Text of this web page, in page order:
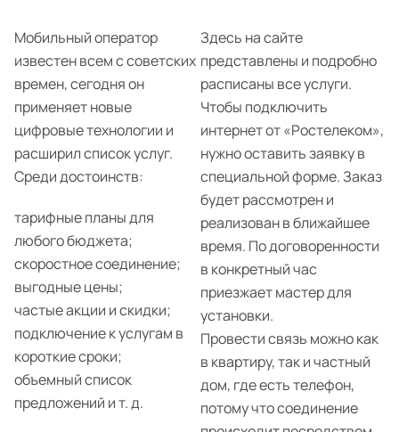
Мобильный оператор
известен всем с советских
времен, сегодня он
применяет новые
цифровые технологии и
расширил список услуг.
Среди достоинств:
тарифные планы для
любого бюджета;
скоростное соединение;
выгодные цены;
частые акции и скидки;
подключение к услугам в
короткие сроки;
объемный список
предложений и т. д.
Здесь на сайте
представлены и подробно
расписаны все услуги.
Чтобы подключить
интернет от «Ростелеком»,
нужно оставить заявку в
специальной форме. Заказ
будет рассмотрен и
реализован в ближайшее
время. По договоренности
в конкретный час
приезжает мастер для
установки.
Провести связь можно как
в квартиру, так и частный
дом, где есть телефон,
потому что соединение